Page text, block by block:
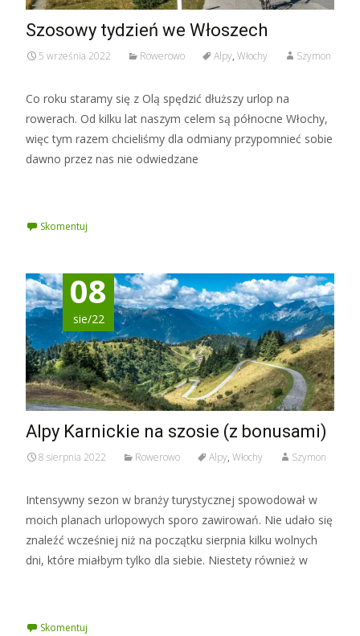
Szosowy tydzień we Włoszech
5 września 2022 Rowerowo Alpy, Włochy Szymon
Co roku staramy się z Olą spędzić dłuższy urlop na
rowerach. Od kilku lat naszym celem są północne Włochy,
więc tym razem chcieliśmy dla odmiany przypomnieć sobie
dawno przez nas nie odwiedzane
Skomentuj
08
sie/22
Alpy Karnickie na szosie (z bonusami)
8 sierpnia 2022 Rowerowo Alpy, Włochy Szymon
Intensywny sezon w branży turystycznej spowodował w
moich planach urlopowych sporo zawirowań. Nie udało się
znaleźć wcześniej niż na początku sierpnia kilku wolnych
dni, które miałbym tylko dla siebie. Niestety również w
Skomentuj